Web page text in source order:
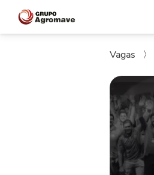
Vagas 〉